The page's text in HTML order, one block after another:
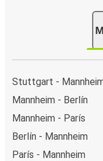
Stuttgart -
Mannheim - Berlín
Mannheim - París
Berlín - Mannheim
París - Mannheim